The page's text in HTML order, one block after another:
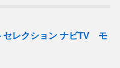
セレクション ナビTV モ